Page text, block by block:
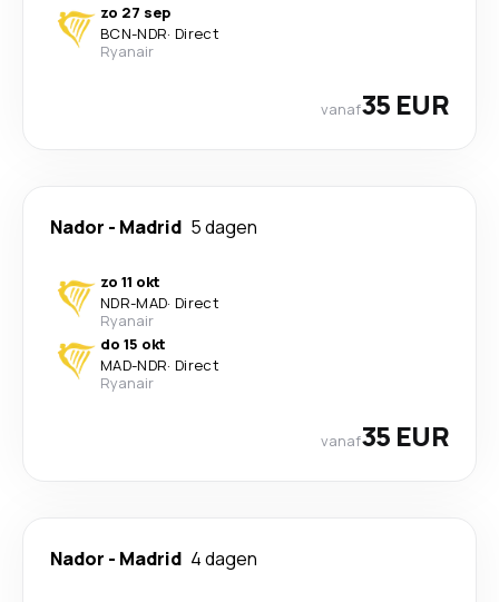
zo 27 sep
BCN-NDR· Direct
Ryanair
vanaf35 EUR
Nador - Madrid 5 dagen
zo 11 okt
NDR-MAD· Direct
Ryanair
do 15 okt
MAD-NDR· Direct
Ryanair
vanaf35 EUR
Nador - Madrid 4 dagen